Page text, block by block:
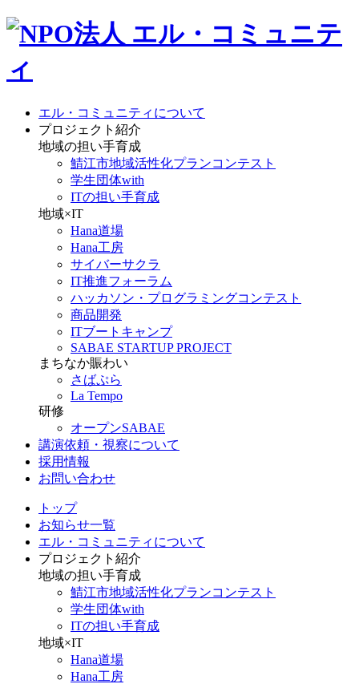
エル・コミュニティについて
プロジェクト紹介
地域の担い手育成
鯖江市地域活性化プランコンテスト
学生団体with
ITの担い手育成
地域×IT
Hana道場
Hana工房
サイバーサクラ
IT推進フォーラム
ハッカソン・プログラミングコンテスト
商品開発
ITブートキャンプ
SABAE STARTUP PROJECT
まちなか賑わい
さばぷら
La Tempo
研修
オープンSABAE
講演依頼・視察について
採用情報
お問い合わせ
トップ
お知らせ一覧
エル・コミュニティについて
プロジェクト紹介
地域の担い手育成
鯖江市地域活性化プランコンテスト
学生団体with
ITの担い手育成
地域×IT
Hana道場
Hana工房